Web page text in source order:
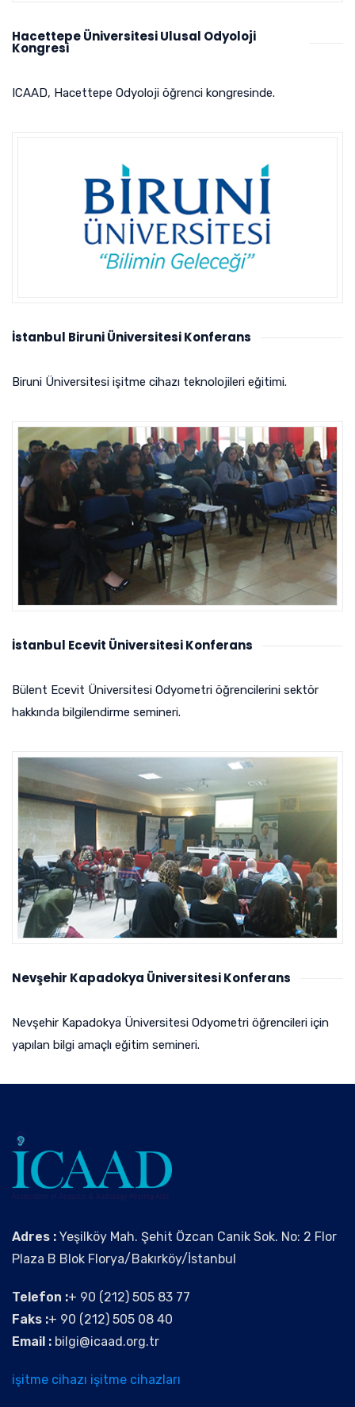
Hacettepe Üniversitesi Ulusal Odyoloji
Kongresi
ICAAD, Hacettepe Odyoloji öğrenci kongresinde.
İstanbul Biruni Üniversitesi Konferans
Biruni Üniversitesi işitme cihazı teknolojileri eğitimi.
İstanbul Ecevit Üniversitesi Konferans
Bülent Ecevit Üniversitesi Odyometri öğrencilerini sektör
hakkında bilgilendirme semineri.
Nevşehir Kapadokya Üniversitesi Konferans
Nevşehir Kapadokya Üniversitesi Odyometri öğrencileri için
yapılan bilgi amaçlı eğitim semineri.
Adres : Yeşilköy Mah. Şehit Özcan Canik Sok. No: 2 Flor
Plaza B Blok Florya/Bakırköy/İstanbul
Telefon :+ 90 (212) 505 83 77
Faks :+ 90 (212) 505 08 40
Email : bilgi@icaad.org.tr
işitme cihazı işitme cihazları